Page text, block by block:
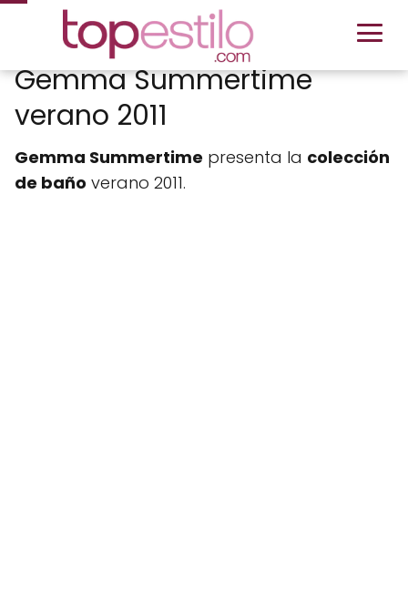
Gemma Summertime
verano 2011
Gemma Summertime presenta la colección
de baño verano 2011.